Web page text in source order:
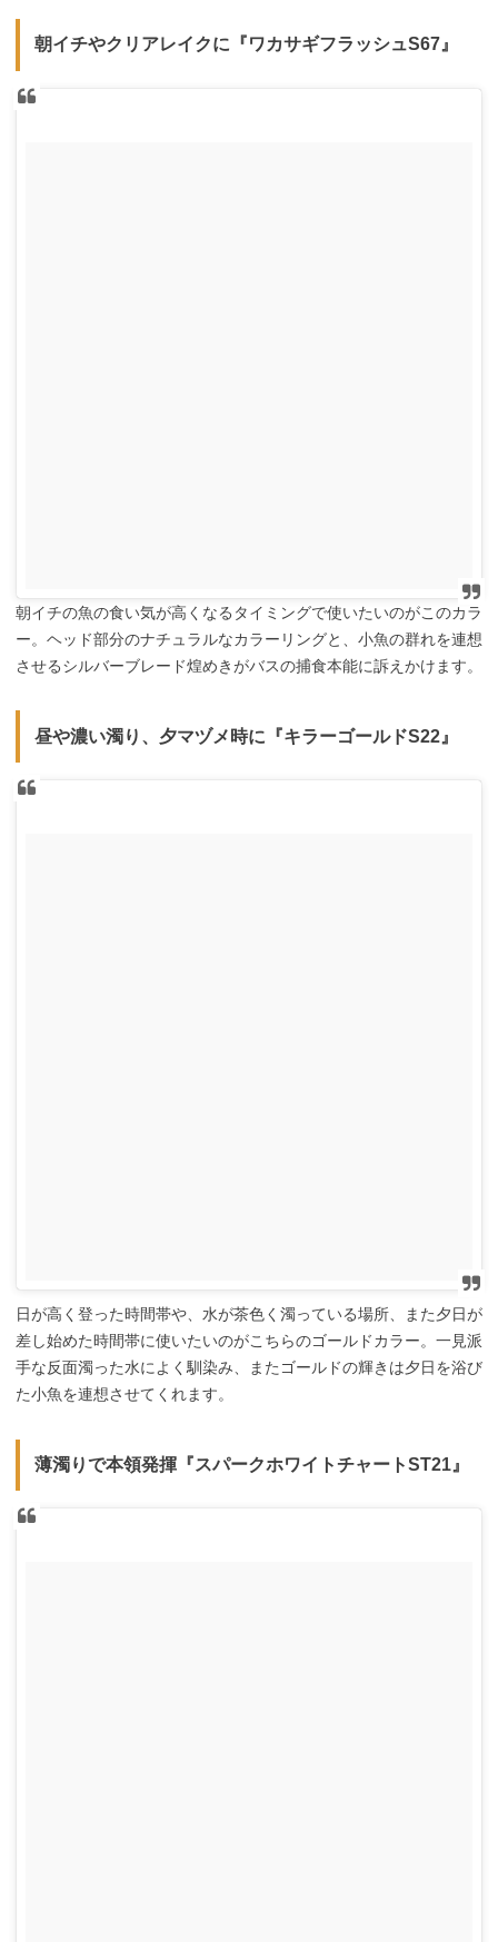
朝イチやクリアレイクに『ワカサギフラッシュS67』
朝イチの魚の食い気が高くなるタイミングで使いたいのがこのカラ
ー。ヘッド部分のナチュラルなカラーリングと、小魚の群れを連想
させるシルバーブレード煌めきがバスの捕食本能に訴えかけます。
昼や濃い濁り、夕マヅメ時に『キラーゴールドS22』
日が高く登った時間帯や、水が茶色く濁っている場所、また夕日が
差し始めた時間帯に使いたいのがこちらのゴールドカラー。一見派
手な反面濁った水によく馴染み、またゴールドの輝きは夕日を浴び
た小魚を連想させてくれます。
薄濁りで本領発揮『スパークホワイトチャートST21』